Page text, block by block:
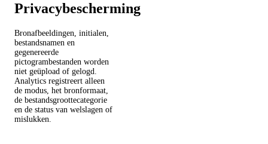
Privacybescherming
Bronafbeeldingen, initialen,
bestandsnamen en
gegenereerde
pictogrambestanden worden
niet geüpload of gelogd.
Analytics registreert alleen
de modus, het bronformaat,
de bestandsgroottecategorie
en de status van welslagen of
mislukken.